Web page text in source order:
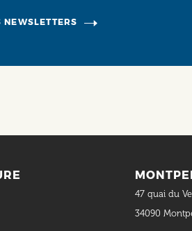
NEWSLETTERS
47 quai du
34090